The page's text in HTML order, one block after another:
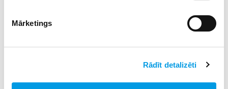
Mārketings
Rādīt detalizēti